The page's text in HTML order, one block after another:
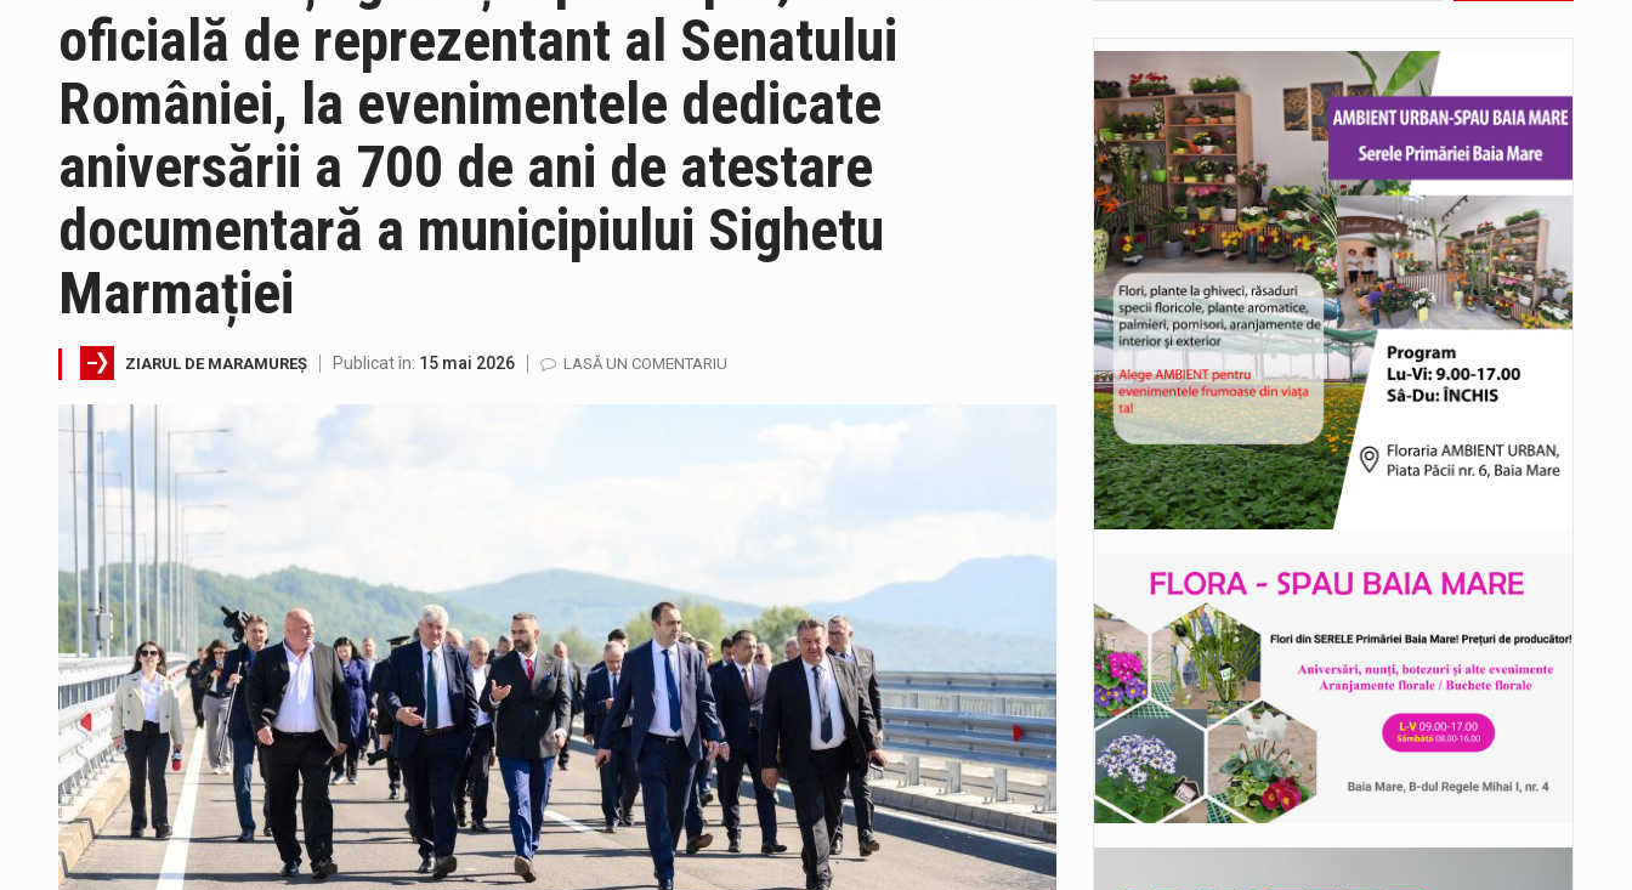
Testarea independentă a sistemului e-Terra, realizată de STS, DNSC și Cyberint, a mai parcurs o rundă de evaluare. Un număr…
Vremea va fi caniculară. Disconfortul termic va fi accentuat, iar indicele temperatură-umezeală (ITU) va depăși pragul critic de 80 de…
COD GALBEN. Interval de valabilitate: 07 august, ora 12.00 – 07 august, ora 23.00 / Fenomene vizate: instabilitate atmosferică, intensificări…
Proiectul de lege privind Strategia națională pentru conservarea biodiversității a fost din nou dezbătut ieri și în final adoptat de…
Pe scurt. Statuia lui PINTEA VITEAZU din fața Jandarmeriei Maramures a ajuns să fie zilele acestea mărul discordiei între administrații.…
Noile statii de călători, achizitionate la preț de garsonieră per bucată, dezamăgesc total cetățenii care folosesc mijloacele de transport în…
Municipiul Baia Mare, prin Serviciul Public Comunitar Local de Evidență a Persoanelor - Serviciul Evidența Persoanelor, îi informează pe cetățenii…
oficială de reprezentant al Senatului
României, la evenimentele dedicate
aniversării a 700 de ani de atestare
documentară a municipiului Sighetu
Marmației
ZIARUL DE MARAMUREȘ Publicat în: 15 mai 2026 LASĂ UN COMENTARIU